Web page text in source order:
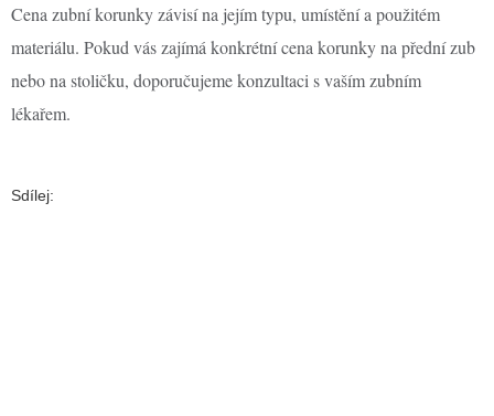
Cena zubní korunky závisí na jejím typu, umístění a použitém
materiálu. Pokud vás zajímá konkrétní cena korunky na přední zub
nebo na stoličku, doporučujeme konzultaci s vaším zubním
lékařem.
Sdílej: